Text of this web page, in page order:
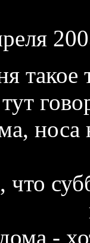
носа
что
-